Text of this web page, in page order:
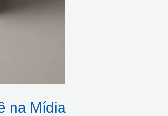
na Mídia